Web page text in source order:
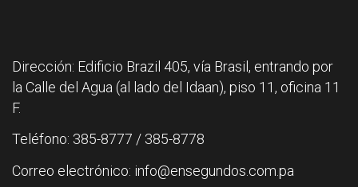
Dirección: Edificio Brazil 405, vía Brasil, entrando por
la Calle del Agua (al lado del Idaan), piso 11, oficina 11
F.
Teléfono: 385-8777 / 385-8778
Correo electrónico: info@ensegundos.com.pa